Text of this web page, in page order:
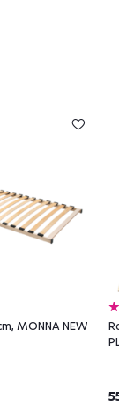
MONNA NEW